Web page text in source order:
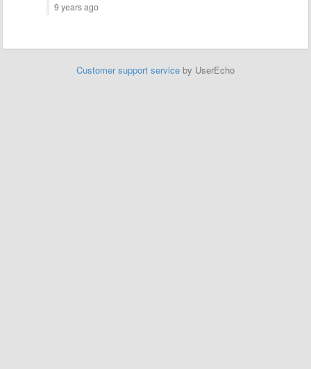
9 years ago
Customer support service by UserEcho